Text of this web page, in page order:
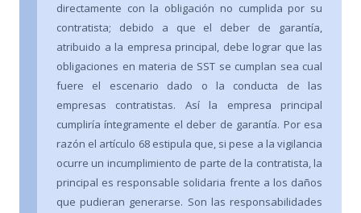
directamente con la obligación no cumplida por su
contratista; debido a que el deber de garantía,
atribuido a la empresa principal, debe lograr que las
obligaciones en materia de SST se cumplan sea cual
fuere el escenario dado o la conducta de las
empresas contratistas. Así la empresa principal
cumpliría íntegramente el deber de garantía. Por esa
razón el artículo 68 estipula que, si pese a la vigilancia
ocurre un incumplimiento de parte de la contratista, la
principal es responsable solidaria frente a los daños
que pudieran generarse. Son las responsabilidades